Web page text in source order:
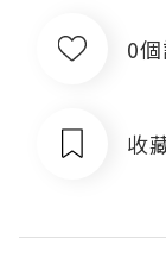
0
收